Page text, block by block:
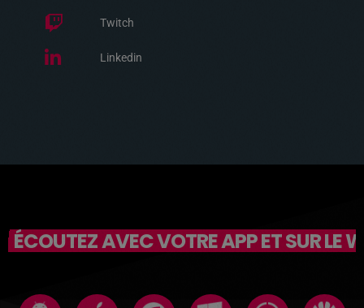
Twitch
Linkedin
ÉCOUTEZ AVEC VOTRE APP ET SUR LE